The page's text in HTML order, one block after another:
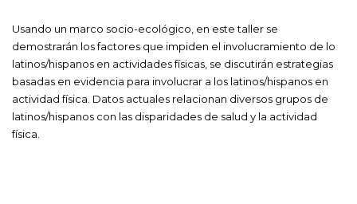
Usando un marco socio-ecológico, en este taller se
demostrarán los factores que impiden el involucramiento de lo
latinos/hispanos en actividades físicas, se discutirán estrategias
basadas en evidencia para involucrar a los latinos/hispanos en
actividad física. Datos actuales relacionan diversos grupos de
latinos/hispanos con las disparidades de salud y la actividad
física.